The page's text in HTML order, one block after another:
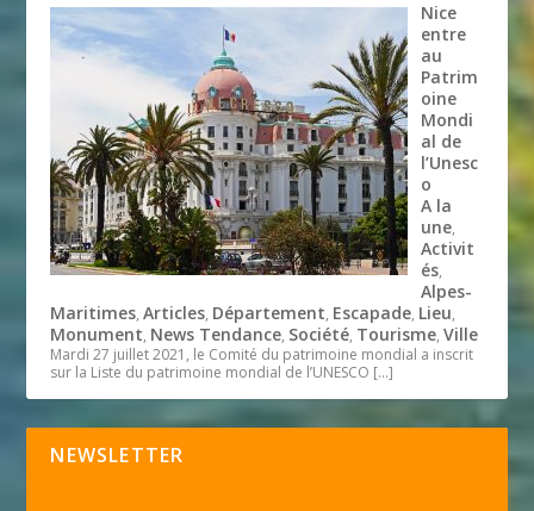
Nice
entre
au
Patrim
oine
Mondi
al de
l’Unesc
o
A la
une,
Activit
és,
Alpes-
Maritimes,Articles, Département, Escapade, Lieu,
Monument, News Tendance, Société, Tourisme,Ville
Mardi 27 juillet 2021, le Comité du patrimoine mondial a inscrit
sur la Liste du patrimoine mondial de l’UNESCO […]
NEWSLETTER